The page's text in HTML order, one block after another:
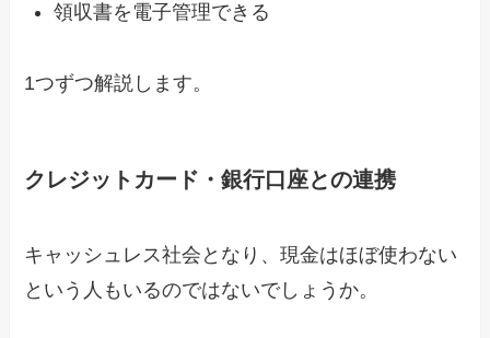
領収書を電子管理できる
1つずつ解説します。
クレジットカード・銀行口座との連携
キャッシュレス社会となり、現金はほぼ使わない
という人もいるのではないでしょうか。